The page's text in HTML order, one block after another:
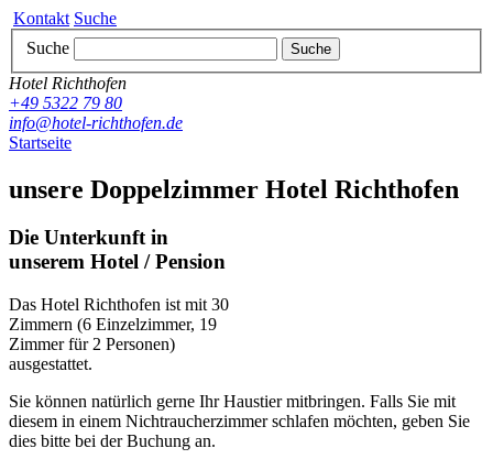
Kontakt Suche
Suche
Suche
Hotel Richthofen
+49 5322 79 80
info@hotel-richthofen.de
Startseite
unsere Doppelzimmer Hotel Richthofen
Die Unterkunft in
unserem Hotel / Pension
Das Hotel Richthofen ist mit 30
Zimmern (6 Einzelzimmer, 19
Zimmer für 2 Personen)
ausgestattet.
Sie können natürlich gerne Ihr Haustier mitbringen. Falls Sie mit
diesem in einem Nichtraucherzimmer schlafen möchten, geben Sie
dies bitte bei der Buchung an.